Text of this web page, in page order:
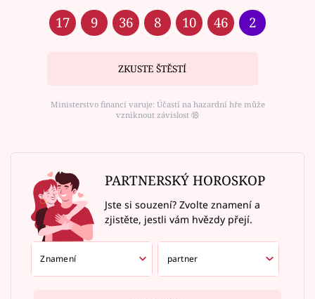
17 9 36 8 10 46 2
ZKUSTE ŠTĚSTÍ
Ministerstvo financí varuje: Účastí na hazardní hře může
vzniknout závislost ⑱
PARTNERSKÝ HOROSKOP
Jste si souzení? Zvolte znamení a
zjistěte, jestli vám hvězdy přejí.